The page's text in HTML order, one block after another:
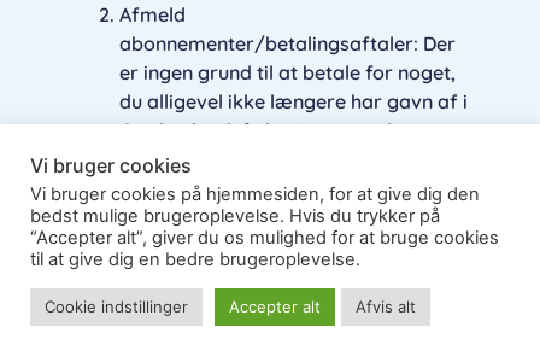
Afmeld
abonnementer/betalingsaftaler: Der
er ingen grund til at betale for noget,
du alligevel ikke længere har gavn af i
Grækenland, f.eks. internet, el,
forsikringer (medmindre de rent
faktisk dækker i Grækenland),
Sygesikring Danmark (sæt den blot
på pause, så du altid kan aktivere det
igen) osv.
Tjek om dit pas er gyldigt: Hvis det
udløber, mens du opholder dig i
Vi bruger cookies
Vi bruger cookies på hjemmesiden, for at give dig den
bedst mulige brugeroplevelse. Hvis du trykker på
“Accepter alt”, giver du os mulighed for at bruge cookies
til at give dig en bedre brugeroplevelse.
Cookie indstillinger Accepter alt Afvis alt